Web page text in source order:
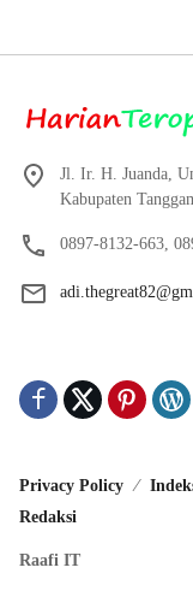
Jl. Ir. H. Juanda,
Kabupaten
0897-8132-663,
Privacy Policy
Redaksi
Raafi IT